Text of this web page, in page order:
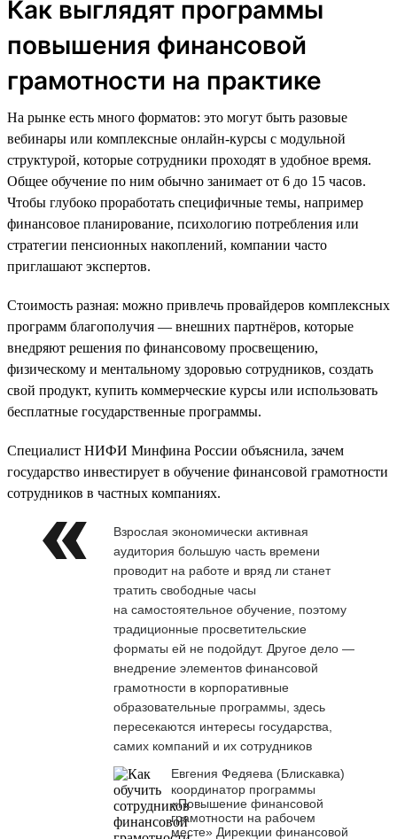
Как выглядят программы
повышения финансовой
грамотности на практике
На рынке есть много форматов: это могут быть разовые
вебинары или комплексные онлайн-курсы с модульной
структурой, которые сотрудники проходят в удобное время.
Общее обучение по ним обычно занимает от 6 до 15 часов.
Чтобы глубоко проработать специфичные темы, например
финансовое планирование, психологию потребления или
стратегии пенсионных накоплений, компании часто
приглашают экспертов.
Стоимость разная: можно привлечь провайдеров комплексных
программ благополучия — внешних партнёров, которые
внедряют решения по финансовому просвещению,
физическому и ментальному здоровью сотрудников, создать
свой продукт, купить коммерческие курсы или использовать
бесплатные государственные программы.
Специалист НИФИ Минфина России объяснила, зачем
государство инвестирует в обучение финансовой грамотности
сотрудников в частных компаниях.
Взрослая экономически активная
аудитория большую часть времени
проводит на работе и вряд ли станет
тратить свободные часы
на самостоятельное обучение, поэтому
традиционные просветительские
форматы ей не подойдут. Другое дело —
внедрение элементов финансовой
грамотности в корпоративные
образовательные программы, здесь
пересекаются интересы государства,
самих компаний и их сотрудников
Евгения Федяева (Блискавка)
координатор программы
«Повышение финансовой
грамотности на рабочем
месте» Дирекции финансовой